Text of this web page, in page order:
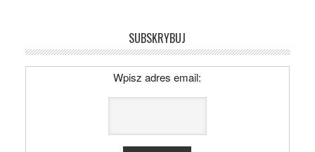
SUBSKRYBUJ
Wpisz adres email: